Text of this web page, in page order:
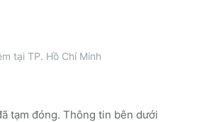
tại TP. Hồ Chí Minh
tạm đóng. Thông tin bên dưới